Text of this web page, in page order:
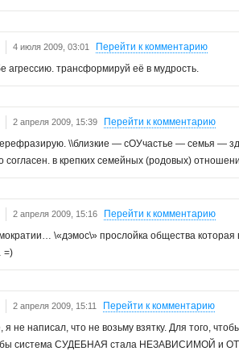
4 июля 2009, 03:01
Перейти к комментарию
агрессию. трансформируй её в мудрость.
2 апреля 2009, 15:39
Перейти к комментарию
\\близкие — сОУчастье — семья —
согласен. в крепких семейных (родовых)
2 апреля 2009, 15:16
Перейти к комментарию
\«дэмос\» прослойка общества которая
=)
2 апреля 2009, 15:11
Перейти к комментарию
я не написал, что не возьму взятку. Для того,
система СУДЕБНАЯ стала НЕЗАВИСИМОЙ и